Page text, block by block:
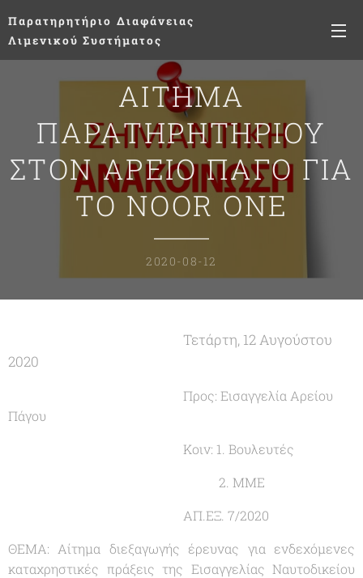
Παρατηρητήριο Διαφάνειας
Λιμενικού Συστήματος
ΑΙΤΗΜΑ
ΠΑΡΑΤΗΡΗΤΗΡΙΟΥ
ΣΤΟΝ ΑΡΕΙΟ ΠΑΓΟ ΓΙΑ
ΤΟ NOOR ONE
2020-08-12
Τετάρτη, 12 Αυγούστου
2020
Προς: Εισαγγελία Αρείου
Πάγου
Κοιν: 1. Βουλευτές
2. ΜΜΕ
ΑΠ.ΕΞ. 7/2020
ΘΕΜΑ: Αίτημα διεξαγωγής έρευνας για ενδεχόμενες
καταχρηστικές πράξεις της Εισαγγελίας Ναυτοδικείου